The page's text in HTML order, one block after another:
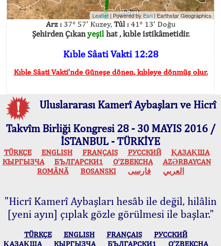
Leaflet | Powered by Esri | Earthstar Geographics
Arz :37° 57' Kuzey, Tûl :41° 13' Doğu
Şehirden Çıkanyeşilhat , kıble istikâmetidir.
Kıble Sâati Vakti 12:28
Kıble Sâati Vakti'nde Güneşe dönen, kıbleye dönmüş olur.
Uluslararası Kamerî Aybaşları ve Hicrî
Takvîm Birliği Kongresi 28 - 30 MAYIS 2016 /
İSTANBUL - TÜRKİYE
TÜRKÇE ENGLISH FRANÇAIS РУССКИЙ
ҚАЗАҚША
КЫPГЫЗЧA
БЪЛГАРСКИ1 O’ZBEKCHA
AZӘRBAYCAN
ROMÂNĂ
BOSANSKI العربي فارسی
"Hicrî Kamerî Aybaşları hesâb ile değil, hilâlin
[yeni ayın] çıplak gözle görülmesi ile başlar."
TÜRKÇE ENGLISH FRANÇAIS
РУССКИЙ
ҚАЗАҚША
КЫPГЫЗЧA БЪЛГАРСКИ1 O’ZBEKCHA